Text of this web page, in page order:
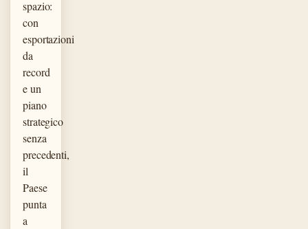
spazio:
con
esportazioni
da
record
e un
piano
strategico
senza
precedenti,
il
Paese
punta
a